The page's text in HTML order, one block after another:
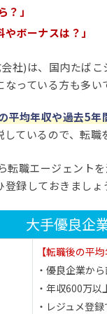
？」
ボーナスは？」
社)は、国内たば
っている方も多い
平均年収や過去5年
ているので、転
転職エージェント
登録しておきましょ
大手優良企
【転職後の平
・優良企業か
・年収600万
・レジュメ登